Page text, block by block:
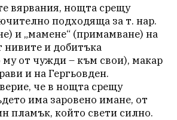
вярвания, нощта срещу
подходяща за т. нар.
и „мамене“ (примамване) на
нивите и добитъка
му от чужди – към свои), макар
и на Гергьовден.
че в нощта срещу
има заровено имане, от
пламък, който свети силно.